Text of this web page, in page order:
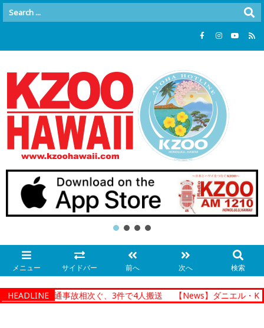
メニュー サイドバー 前へ 次へ 検索
HEADLINE
で朝の交通事故相次ぐ、3件で4人搬送 【News】ダニエル・K